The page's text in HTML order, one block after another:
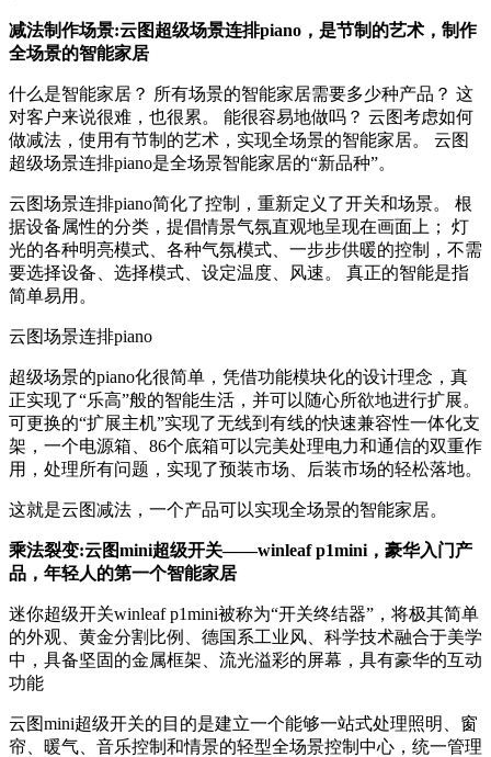
减法制作场景:云图超级场景连排piano，是节制的艺术，制作
全场景的智能家居
什么是智能家居？ 所有场景的智能家居需要多少种产品？ 这
对客户来说很难，也很累。 能很容易地做吗？ 云图考虑如何
做减法，使用有节制的艺术，实现全场景的智能家居。 云图
超级场景连排piano是全场景智能家居的“新品种”。
云图场景连排piano简化了控制，重新定义了开关和场景。 根
据设备属性的分类，提倡情景气氛直观地呈现在画面上； 灯
光的各种明亮模式、各种气氛模式、一步步供暖的控制，不需
要选择设备、选择模式、设定温度、风速。 真正的智能是指
简单易用。
云图场景连排piano
超级场景的piano化很简单，凭借功能模块化的设计理念，真
正实现了“乐高”般的智能生活，并可以随心所欲地进行扩展。
可更换的“扩展主机”实现了无线到有线的快速兼容性一体化支
架，一个电源箱、86个底箱可以完美处理电力和通信的双重作
用，处理所有问题，实现了预装市场、后装市场的轻松落地。
这就是云图减法，一个产品可以实现全场景的智能家居。
乘法裂变:云图mini超级开关——winleaf p1mini，豪华入门产
品，年轻人的第一个智能家居
迷你超级开关winleaf p1mini被称为“开关终结器”，将极其简单
的外观、黄金分割比例、德国系工业风、科学技术融合于美学
中，具备坚固的金属框架、流光溢彩的屏幕，具有豪华的互动
功能
云图mini超级开关的目的是建立一个能够一站式处理照明、窗
帘、暖气、音乐控制和情景的轻型全场景控制中心，统一管理